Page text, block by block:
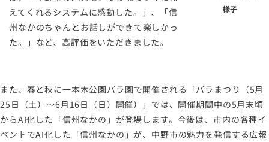
えてくれるシステムに感動した。」、「信
州なかのちゃんとお話しができて楽しかっ
た。」など、高評価をいただきました。
様子
また、春と秋に一本木公園バラ園で開催される「バラまつり（5月
25日（土）～6月16日（日）開催）」では、開催期間中の5月末頃
からAI化した「信州なかの」が登場します。今後は、市内の各種イ
ベントでAI化した「信州なかの」が、中野市の魅力を発信する広報